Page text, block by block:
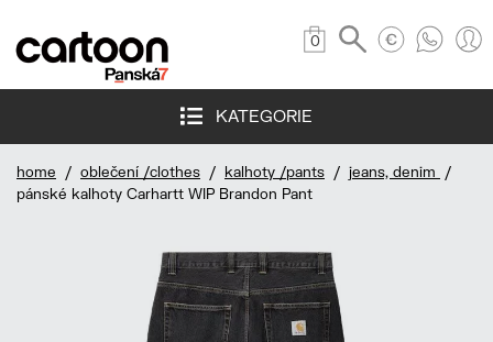
0
KATEGORIE
home / oblečení /clothes / kalhoty /pants / jeans, denim
/
pánské kalhoty Carhartt WIP Brandon Pant